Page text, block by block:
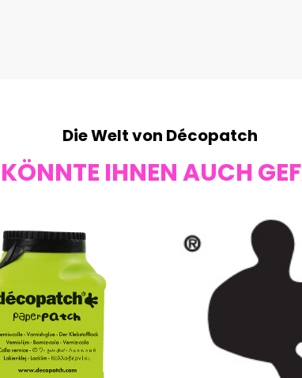
Die Welt von Décopatch
IHNEN AUCH